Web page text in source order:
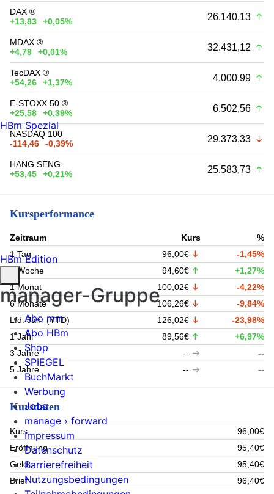
DAX ®
+13,83
+0,05% 26.140,13
MDAX ®
+4,79
+0,01% 32.431,12
TecDAX ®
+54,26
+1,37% 4.000,99
E-STOXX 50 ®
+25,58
+0,39% 6.502,56
NASDAQ 100
-114,46
-0,39% 29.373,33
HANG SENG
+53,45
+0,21% 25.583,73
Kursperformance
Zeitraum Kurs
%
1 Tag
96,00€
-1,45%
1 Woche
94,60€
+1,27%
1 Monat
100,02€
-4,22%
6 Monate
106,26€
-9,84%
Lfd. Jahr (YTD)
126,02€
-23,98%
1 Jahr
89,56€
+6,97%
3 Jahre
--
--
5 Jahre
-- --
Kursdaten
Kurs
96,00€
Eröffnung
95,40€
Geld
95,40€
Brief
96,40€
HBm Spezial
HBm Edition
manager-Gruppe
Abo mm
Abo HBm
Shop
SPIEGEL
BuchMarkt
Werbung
Jobs
manage › forward
Impressum
Datenschutz
Barrierefreiheit
Nutzungsbedingungen